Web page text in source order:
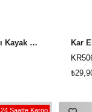
Kar Eldiveni, Suya Dayanıklı Kayak Eldiveni Erkek KR-506 - Mavi
24 Saatte Kargo